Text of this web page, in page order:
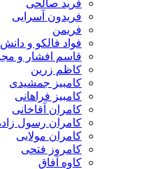
فرید صالحی
فریدون آسرایی
فواد فالکو و دانش عسکری
قاسم افشار و مجید مکس
کاظم زرین
کامبیز جمشیدی
کامبیز فراهانی
کامران آقاخانی
کامران رسول زاده
کامران مولایی
کامروز فتحی
کاوه آفاق